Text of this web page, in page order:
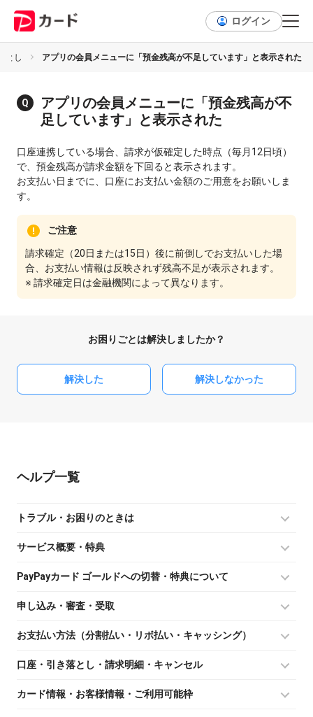
ログイン
とし アプリの会員メニューに「預金残高が不足しています」と表示された
アプリの会員メニューに「預金残高が不
足しています」と表示された
口座連携している場合、請求が仮確定した時点（毎月12日頃）
で、預金残高が請求金額を下回ると表示されます。
お支払い日までに、口座にお支払い金額のご用意をお願いしま
す。
ご注意
請求確定（20日または15日）後に前倒しでお支払いした場
合、お支払い情報は反映されず残高不足が表示されます。
※ 請求確定日は金融機関によって異なります。
お困りごとは解決しましたか？
解決した 解決しなかった
ヘルプ
トラブル・お困りのときは
サービス概要・特典
PayPayカード ゴールドへの切替・特典について
申し込み・審査・受取
お支払い方法（分割払い・リボ払い・キャッシング）
口座・引き落とし・請求明細・キャンセル
カード情報・お客様情報・ご利用可能枠